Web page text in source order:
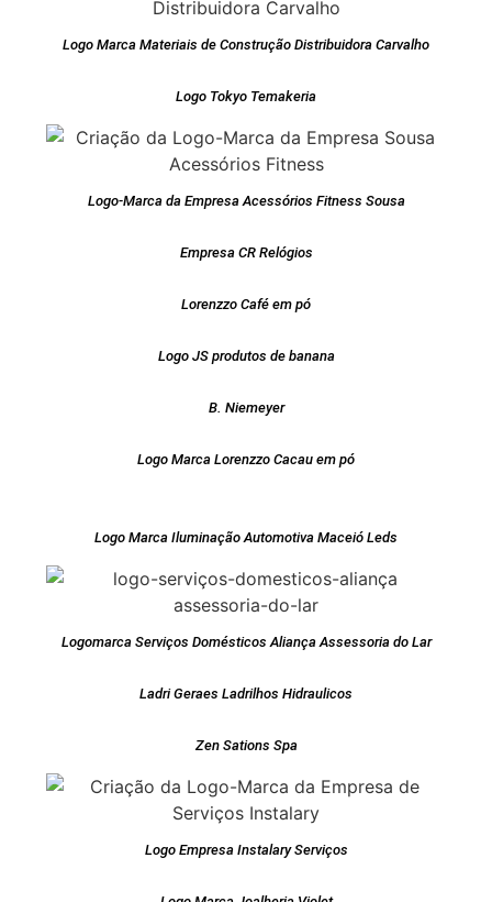
Logo Marca Materiais de Construção Distribuidora Carvalho
Logo Tokyo Temakeria
Logo-Marca da Empresa Acessórios Fitness Sousa
Empresa CR Relógios
Lorenzzo Café em pó
Logo JS produtos de banana
B. Niemeyer
Logo Marca Lorenzzo Cacau em pó
Logo Marca Iluminação Automotiva Maceió Leds
Logomarca Serviços Domésticos Aliança Assessoria do Lar
Ladri Geraes Ladrilhos Hidraulicos
Zen Sations Spa
Logo Empresa Instalary Serviços